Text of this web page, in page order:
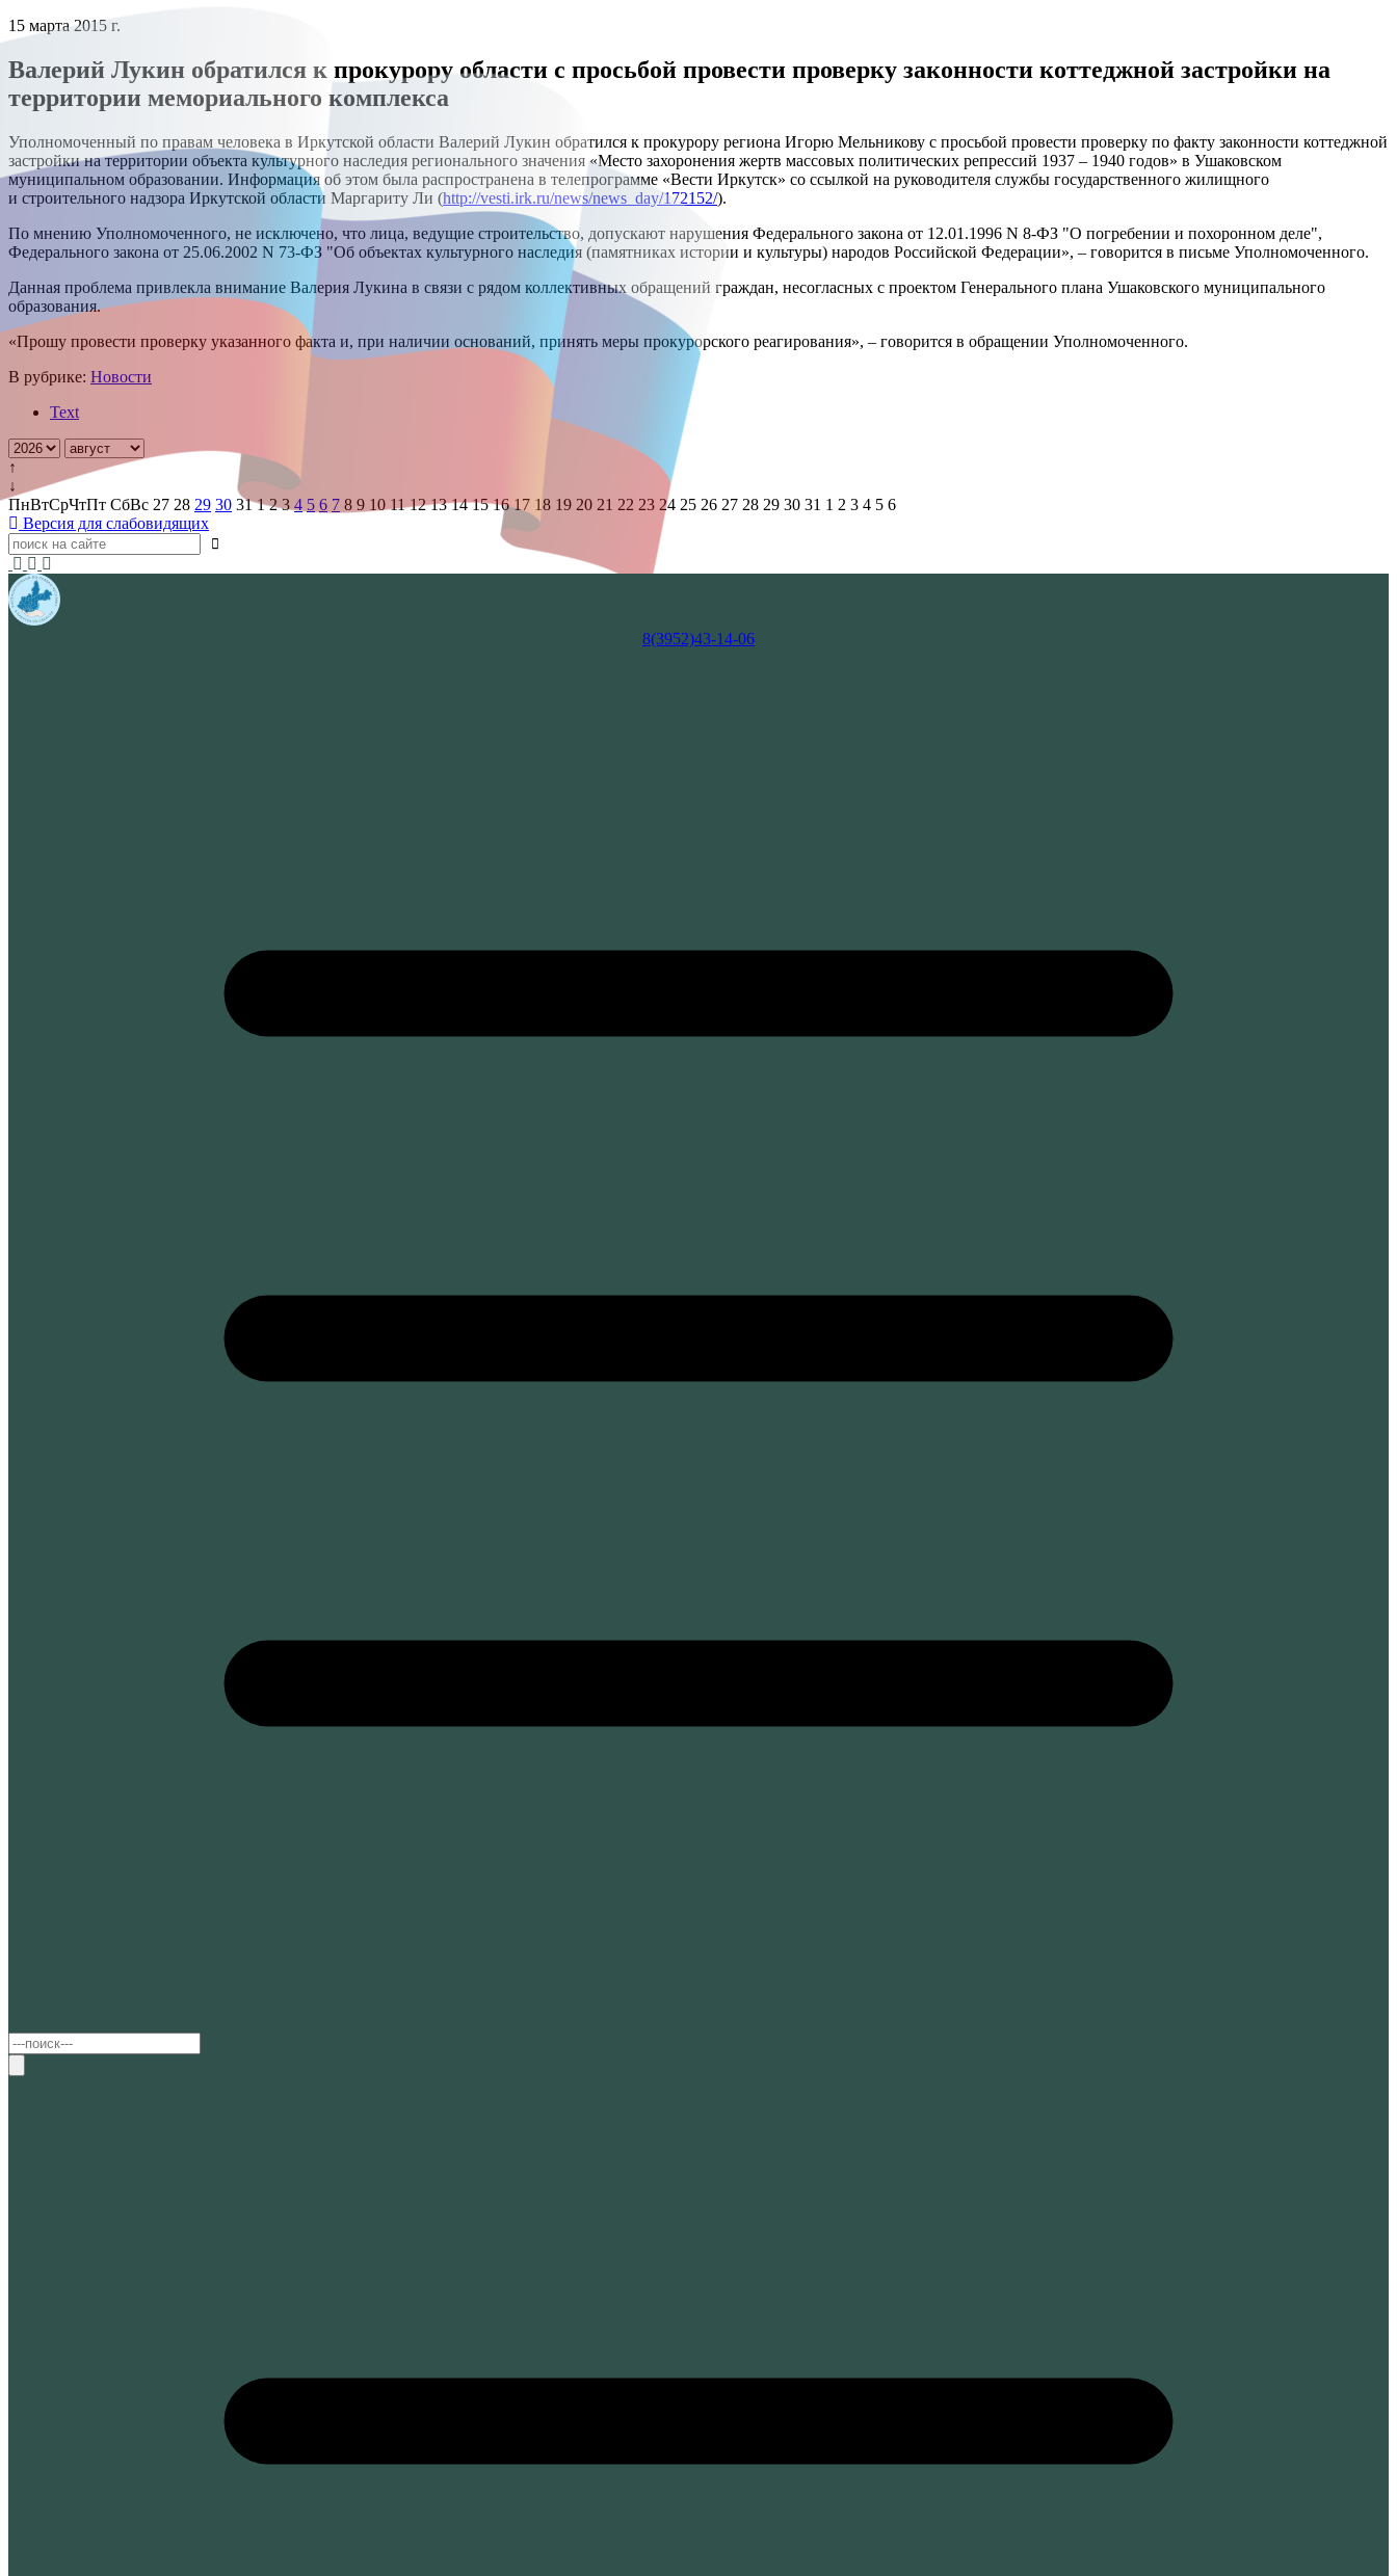
15 марта 2015 г.
Валерий Лукин обратился к прокурору области с просьбой провести проверку законности коттеджной застройки на
территории мемориального комплекса
Уполномоченный по правам человека в Иркутской области Валерий Лукин обратился к прокурору региона Игорю Мельникову с просьбой провести проверку по факту законности коттеджной
застройки на территории объекта культурного наследия регионального значения «Место захоронения жертв массовых политических репрессий 1937 – 1940 годов» в Ушаковском
муниципальном образовании. Информация об этом была распространена в телепрограмме «Вести Иркутск» со ссылкой на руководителя службы государственного жилищного
и строительного надзора Иркутской области Маргариту Ли (http://vesti.irk.ru/news/news_day/172152/).
По мнению Уполномоченного, не исключено, что лица, ведущие строительство, допускают нарушения Федерального закона от 12.01.1996 N 8-ФЗ "О погребении и похоронном деле",
Федерального закона от 25.06.2002 N 73-ФЗ "Об объектах культурного наследия (памятниках истории и культуры) народов Российской Федерации», – говорится в письме Уполномоченного.
Данная проблема привлекла внимание Валерия Лукина в связи с рядом коллективных обращений граждан, несогласных с проектом Генерального плана Ушаковского муниципального
образования.
«Прошу провести проверку указанного факта и, при наличии оснований, принять меры прокурорского реагирования», – говорится в обращении Уполномоченного.
В рубрике: Новости
Text
↑
↓
ПнВтСрЧтПт СбВс 27 28 29 30 31 1 2 3 4 5 6 7 8 9 10 11 12 13 14 15 16 17 18 19 20 21 22 23 24 25 26 27 28 29 30 31 1 2 3 4 5 6
Версия для слабовидящих
8(3952)43-14-06